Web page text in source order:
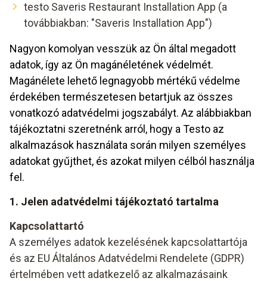
testo Saveris Restaurant Installation App (a
továbbiakban: "Saveris Installation App")
Nagyon komolyan vesszük az Ön által megadott
adatok, így az Ön magánéletének védelmét.
Magánélete lehető legnagyobb mértékű védelme
érdekében természetesen betartjuk az összes
vonatkozó adatvédelmi jogszabályt. Az alábbiakban
tájékoztatni szeretnénk arról, hogy a Testo az
alkalmazások használata során milyen személyes
adatokat gyűjthet, és azokat milyen célból használja
fel.
1. Jelen adatvédelmi tájékoztató tartalma
Kapcsolattartó
A személyes adatok kezelésének kapcsolattartója
és az EU Általános Adatvédelmi Rendelete (GDPR)
értelmében vett adatkezelő az alkalmazásaink